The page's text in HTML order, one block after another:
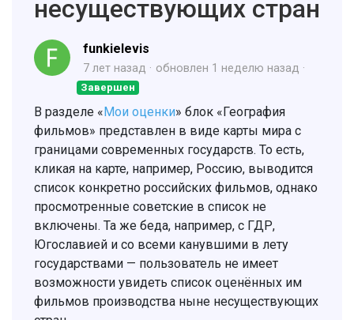
несуществующих стран
funkielevis
7 лет назад обновлен 1 неделю назад
Завершен
В разделе «Мои оценки» блок «География
фильмов» представлен в виде карты мира с
границами современных государств. То есть,
кликая на карте, например, Россию, выводится
список конкретно российских фильмов, однако
просмотренные советские в список не
включены. Та же беда, например, с ГДР,
Югославией и со всеми канувшими в лету
государствами — пользователь не имеет
возможности увидеть список оценённых им
фильмов производства ныне несуществующих